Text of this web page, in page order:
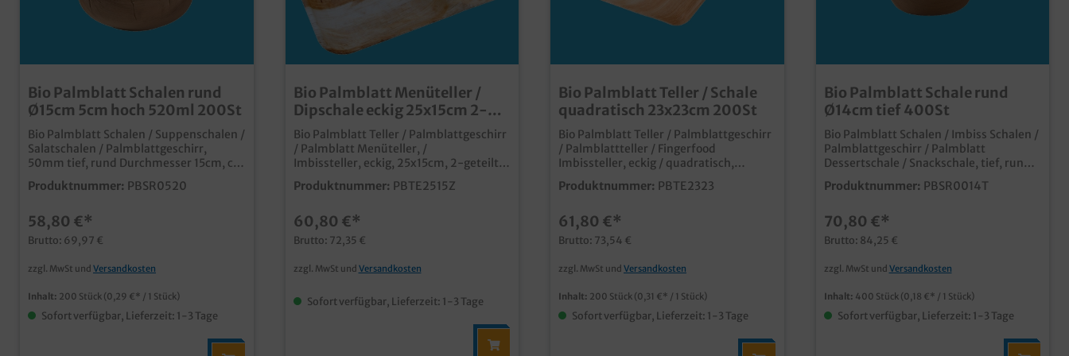
Bio Palmblatt Schalen rund
Ø15cm 5cm hoch 520ml 200St
Bio Palmblatt Schalen / Suppenschalen /
Salatschalen / Palmblattgeschirr,
50mm tief, rund Durchmesser 15cm, ca.
520ml (randvoll), 200 Stück im Karton
qualitative und
Suppenschale oder Salatschüssel aus
unbeschichtetem Palmblattmaterial
typische und dekorative Blattmaserung
biologisch abbaubar (DIN13432) fett-
und feuchtigkeitsresistent ca. 30min
vor Verzehr individuelle Prägung oder
Produktnummer: PBSR0520
58,80 €*
Brutto: 69,97 €
zzgl. MwSt und Versandkosten
Inhalt: 200 Stück (0,29 €* / 1 Stück)
Sofort verfügbar, Lieferzeit: 1-3 Tage
Bio Palmblatt Menüteller /
Dipschale eckig 25x15cm 2-
geteilt 200St
Bio Palmblatt Teller / Palmblattgeschirr
/ Palmblatt Menüteller, /
Imbissteller, eckig, 25x15cm, 2-geteilt,
30mm hoch, 200 Stück im Karton
qualitativer und stylischer Einwegteller
praktischer Teilung und 30mm Höhe
ideal auch als Snack- und Imbissteller
aus unbeschichtetem
Palmblattmaterial typische und
dekorative Blattmaserung biologisch
feuchtigkeitsresistent bis ca. 30min vor
Produktnummer: PBTE2515Z
60,80 €*
Brutto: 72,35 €
zzgl. MwSt und Versandkosten
Sofort verfügbar, Lieferzeit: 1-3 Tage
Bio Palmblatt Teller / Schale
quadratisch 23x23cm 200St
Bio Palmblatt Teller / Palmblattgeschirr
/ Palmblattteller / Fingerfood
Imbissteller, eckig / quadratisch,
23x23cm, 10mm hoch, 200 Stück im
Karton qualitative und stylische
Verkostungen, Fingerfood und Snacks in
Imbiss, Street Food und Catering aus
unbeschichtetem Palmblattmaterial
typische und dekorative Blattmaserung
biologisch abbaubar (DIN13432) fett-
und feuchtigkeitsresistent bis ca.
30min vor Verzehr individuelle Prägung
oder Form möglich
Produktnummer: PBTE2323
61,80 €*
Brutto: 73,54 €
zzgl. MwSt und Versandkosten
Inhalt: 200 Stück (0,31 €* / 1 Stück)
Sofort verfügbar, Lieferzeit: 1-3 Tage
Bio Palmblatt Schale rund
Ø14cm tief 400St
Bio Palmblatt Schalen / Imbiss Schalen /
Palmblattgeschirr / Palmblatt
Dessertschale / Snackschale, tief, rund,
14cm, 37mm hoch, 400 Stück im Karton
qualitative und stylische Einwegschale
Ausführung, ideal als Snack- und
Dipschale aus unbeschichtetem
Palmblattmaterial typische und
dekorative Blattmaserung biologisch
abbaubar (DIN13432) fett- und
feuchtigkeitsresistent individuelle
Prägung oder Form möglich
Produktnummer: PBSR0014T
70,80 €*
Brutto: 84,25 €
zzgl. MwSt und Versandkosten
Inhalt: 400 Stück (0,18 €* / 1 Stück)
Sofort verfügbar, Lieferzeit: 1-3 Tage